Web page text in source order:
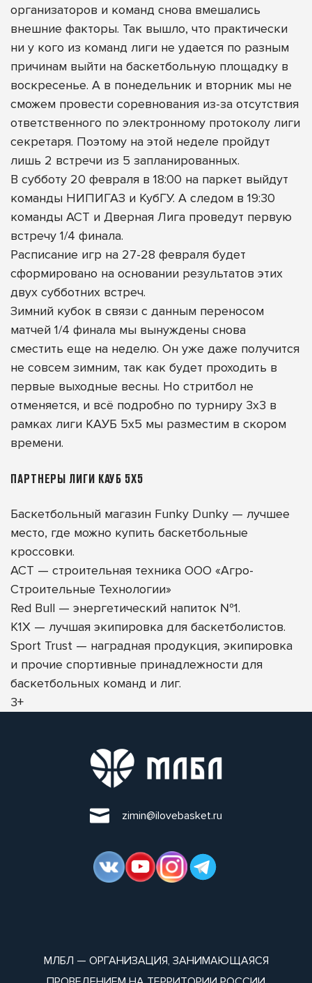
организаторов и команд снова вмешались
внешние факторы. Так вышло, что практически
ни у кого из команд лиги не удается по разным
причинам выйти на баскетбольную площадку в
воскресенье. А в понедельник и вторник мы не
сможем провести соревнования из-за отсутствия
ответственного по электронному протоколу лиги
секретаря. Поэтому на этой неделе пройдут
лишь 2 встречи из 5 запланированных.
В субботу 20 февраля в 18:00 на паркет выйдут
команды НИПИГАЗ и КубГУ. А следом в 19:30
команды АСТ и Дверная Лига проведут первую
встречу 1/4 финала.
Расписание игр на 27-28 февраля будет
сформировано на основании результатов этих
двух субботних встреч.
Зимний кубок в связи с данным переносом
матчей 1/4 финала мы вынуждены снова
сместить еще на неделю. Он уже даже получится
не совсем зимним, так как будет проходить в
первые выходные весны. Но стритбол не
отменяется, и всё подробно по турниру 3х3 в
рамках лиги КАУБ 5х5 мы разместим в скором
времени.
ПАРТНЕРЫ ЛИГИ КАУБ 5Х5
Баскетбольный магазин Funky Dunky — лучшее
место, где можно купить баскетбольные
кроссовки.
АСТ — строительная техника ООО «Агро-
Строительные Технологии»
Red Bull — энергетический напиток №1.
K1X — лучшая экипировка для баскетболистов.
Sport Trust — наградная продукция, экипировка
и прочие спортивные принадлежности для
баскетбольных команд и лиг.
3+
zimin@ilovebasket.ru
МЛБЛ — ОРГАНИЗАЦИЯ, ЗАНИМАЮЩАЯСЯ